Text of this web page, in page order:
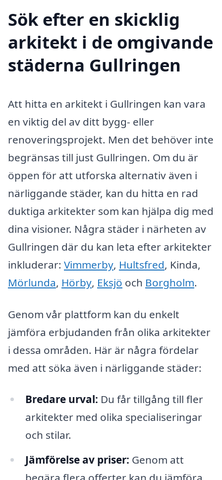
Sök efter en skicklig
arkitekt i de omgivande
städerna Gullringen
Att hitta en arkitekt i Gullringen kan vara
en viktig del av ditt bygg- eller
renoveringsprojekt. Men det behöver inte
begränsas till just Gullringen. Om du är
öppen för att utforska alternativ även i
närliggande städer, kan du hitta en rad
duktiga arkitekter som kan hjälpa dig med
dina visioner. Några städer i närheten av
Gullringen där du kan leta efter arkitekter
inkluderar: Vimmerby, Hultsfred, Kinda,
Mörlunda, Hörby, Eksjö och Borgholm.
Genom vår plattform kan du enkelt
jämföra erbjudanden från olika arkitekter
i dessa områden. Här är några fördelar
med att söka även i närliggande städer:
Bredare urval: Du får tillgång till fler
arkitekter med olika specialiseringar
och stilar.
Jämförelse av priser: Genom att